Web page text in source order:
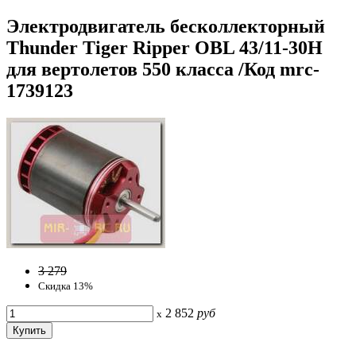
Электродвигатель бесколлекторный
Thunder Tiger Ripper OBL 43/11-30H
для вертолетов 550 класса /Код mrc-
1739123
3 279
Скидка 13%
x 2 852 руб